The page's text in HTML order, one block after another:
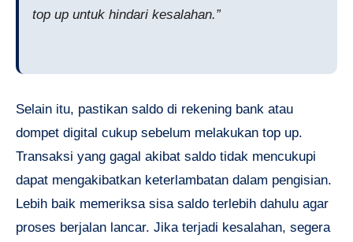
top up untuk hindari kesalahan.”
Selain itu, pastikan saldo di rekening bank atau
dompet digital cukup sebelum melakukan top up.
Transaksi yang gagal akibat saldo tidak mencukupi
dapat mengakibatkan keterlambatan dalam pengisian.
Lebih baik memeriksa sisa saldo terlebih dahulu agar
proses berjalan lancar. Jika terjadi kesalahan, segera